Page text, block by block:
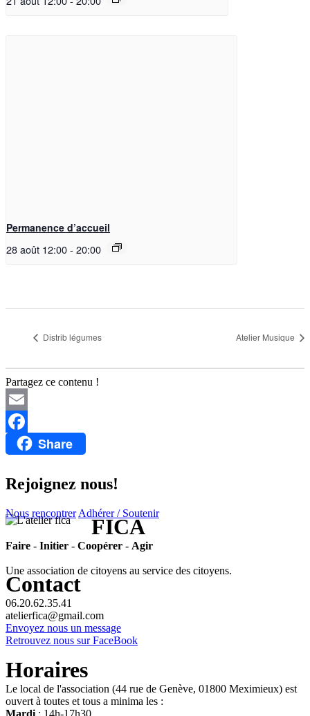
Permanence d’accueil
28 août 12:00- 20:00
Distrib légumes Atelier Musique
Partagez ce contenu !
Email
FacebookShare
Rejoignez nous!
Nous rencontrer Adhérer / Soutenir
FICA
Faire - Initier - Coopérer - Agir
Une association de citoyens au service des citoyens.
Contact
06.20.62.35.41
atelierfica@gmail.com
Envoyez nous un message
Retrouvez nous sur FaceBook
Horaires
Le local de l'association (44 rue de Genève, 01800 Meximieux) est
ouvert à toutes et tous a minima les :